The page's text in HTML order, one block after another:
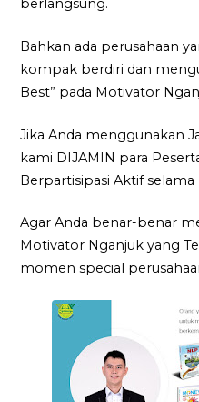
berlangsung.
Bahkan ada perusahaan
kompak berdiri dan
Best” pada Motivator
Jika Anda menggunakan
kami DIJAMIN para
Berpartisipasi Aktif selama
Agar Anda benar-benar
Motivator Nganjuk yang
momen special